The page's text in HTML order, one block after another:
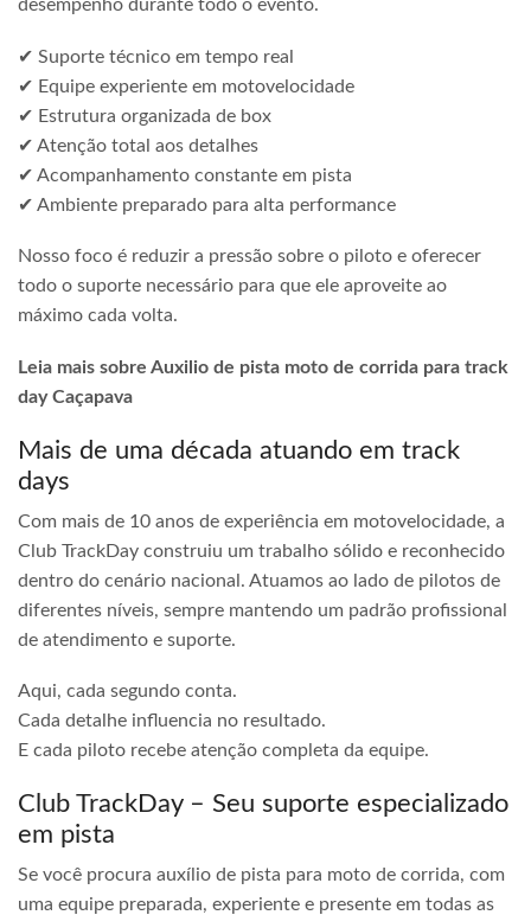
desempenho durante todo o evento.
✔ Suporte técnico em tempo real
✔ Equipe experiente em motovelocidade
✔ Estrutura organizada de box
✔ Atenção total aos detalhes
✔ Acompanhamento constante em pista
✔ Ambiente preparado para alta performance
Nosso foco é reduzir a pressão sobre o piloto e oferecer
todo o suporte necessário para que ele aproveite ao
máximo cada volta.
Leia mais sobre Auxilio de pista moto de corrida para track
day Caçapava
Mais de uma década atuando em track
days
Com mais de 10 anos de experiência em motovelocidade, a
Club TrackDay construiu um trabalho sólido e reconhecido
dentro do cenário nacional. Atuamos ao lado de pilotos de
diferentes níveis, sempre mantendo um padrão profissional
de atendimento e suporte.
Aqui, cada segundo conta.
Cada detalhe influencia no resultado.
E cada piloto recebe atenção completa da equipe.
Club TrackDay – Seu suporte especializado
em pista
Se você procura auxílio de pista para moto de corrida, com
uma equipe preparada, experiente e presente em todas as